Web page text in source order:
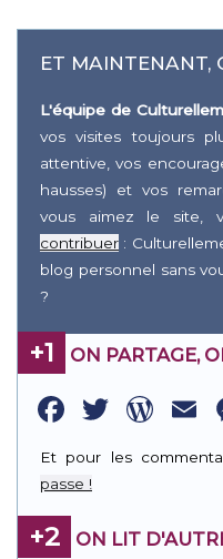
ET MAINTENANT,
L'équipe de
vos visites toujours
attentive, vos
hausses) et vos
vous aimez le site,
contribuer :
blog personnel sans
?
+1 ON PARTAGE,
Et pour les
passe !
+2 ON LIT